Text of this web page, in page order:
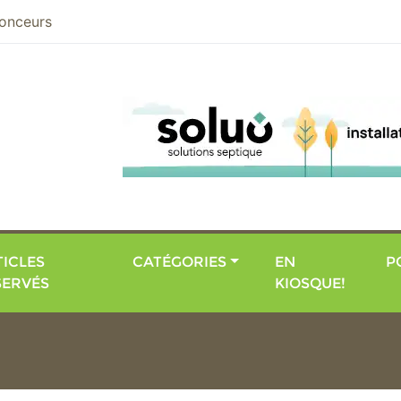
CATÉGORIES
EN
KIOSQUE!